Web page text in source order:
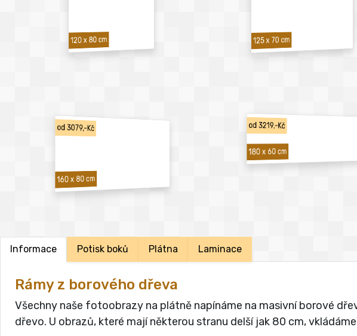
120 x 80 cm 125 x 70 cm
od 3079,-Kč
160 x 80 cm
od 3219,-Kč
180 x 60 cm
Informace Potisk boků Plátna Laminace
Rámy z borového dřeva
Všechny naše fotoobrazy na plátně napínáme na masivní borové
dřevo. U obrazů, které mají některou stranu delší jak 80 cm,